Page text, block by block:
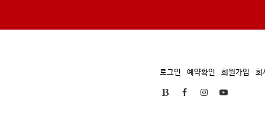
로그인 예약확인 회원가입 회